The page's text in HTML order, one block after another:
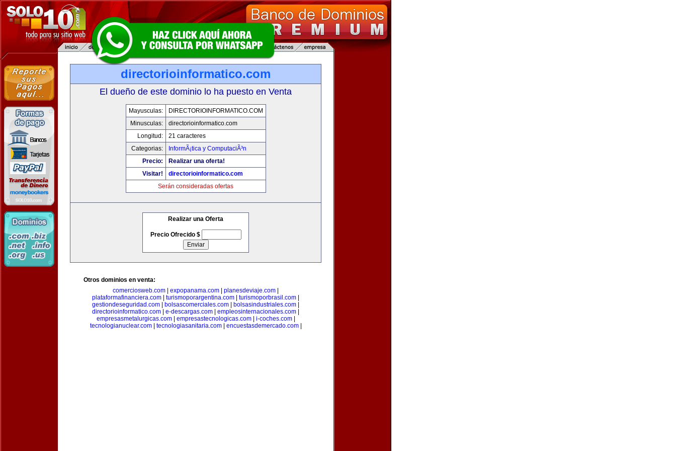
directorioinformatico.com
El dueño de este dominio lo ha puesto en Venta
Mayusculas:
DIRECTORIOINFORMATICO.COM
Minusculas:
directorioinformatico.com
Longitud:
21 caracteres
Categorias:
InformÃ¡tica y ComputaciÃ³n
Precio:
Realizar una oferta!
Visitar!
directorioinformatico.com
Serán consideradas ofertas
Realizar una Oferta
Precio Ofrecido $
Otros dominios en venta:
comerciosweb.com
expopanama.com planesdeviaje.com
plataformafinanciera.com
turismoporargentina.com turismoporbrasil.com
gestiondeseguridad.com
bolsascomerciales.com bolsasindustriales.com
directorioinformatico.com
e-descargas.com empleosinternacionales.com
empresasmetalurgicas.com| empresastecnologicas.com| i-coches.com|
tecnologianuclear.com| tecnologiasanitaria.com| encuestasdemercado.com|